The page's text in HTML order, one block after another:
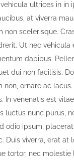
ultrices in in
at viverra
non scelerisque.
Ut nec vehicula
dapibus.
dui non facilisis.
non, ornare ac
In venenatis est
luctus nunc purus,
odio ipsum,
Duis viverra, erat at
tortor, nec molestie